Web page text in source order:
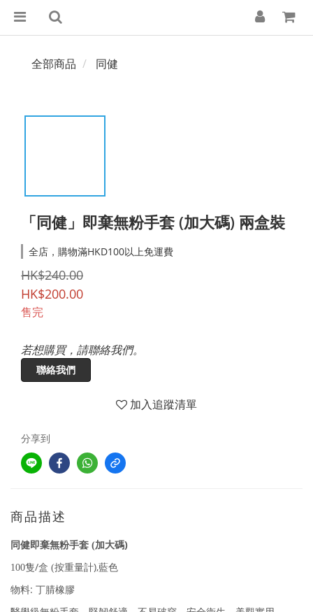
全部商品 同健
「同健」即棄無粉手套 (加大碼) 兩盒裝
全店，購物滿HKD100以上免運費
HK$240.00
HK$200.00
售完
若想購買，請聯絡我們。
聯絡我們
加入追蹤清單
分享到
商品描述
同健即棄無粉手套 (加 大碼)
100隻/盒 (按重量計),藍色
物料: 丁腈橡膠